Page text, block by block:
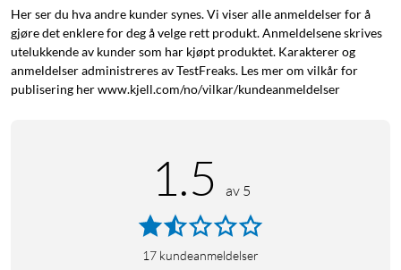
Her ser du hva andre kunder synes. Vi viser alle anmeldelser for å
gjøre det enklere for deg å velge rett produkt. Anmeldelsene skrives
utelukkende av kunder som har kjøpt produktet. Karakterer og
anmeldelser administreres av TestFreaks. Les mer om vilkår for
publisering her www.kjell.com/no/vilkar/kundeanmeldelser
1.5 av 5
17 kundeanmeldelser